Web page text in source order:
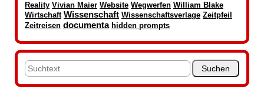
Reality Vivian Maier Website Wegwerfen William Blake
Wirtschaft Wissenschaft Wissenschaftsverlage Zeitpfeil
Zeitreisen documenta hidden prompts